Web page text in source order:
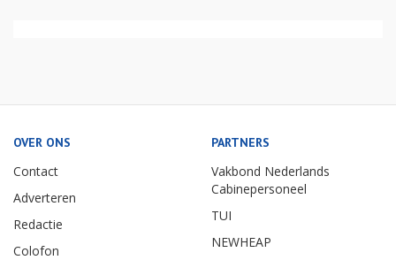
OVER ONS
Contact
Adverteren
Redactie
Colofon
PARTNERS
Vakbond Nederlands
Cabinepersoneel
TUI
NEWHEAP